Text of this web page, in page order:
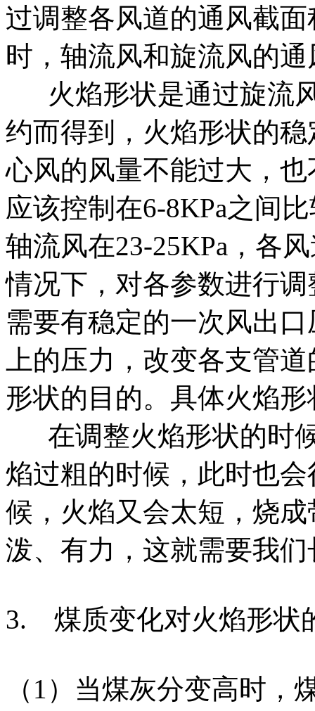
过调整各风道的通风截
时，轴流风和旋流风的
火焰形状是通过旋流
约而得到，火焰形状的
心风的风量不能过大，
应该控制在6-8KPa之间
轴流风在23-25KPa，各
情况下，对各参数进行
需要有稳定的一次风出
上的压力，改变各支管
形状的目的。具体火焰
在调整火焰形状的时
焰过粗的时候，此时也
候，火焰又会太短，烧
泼、有力，这就需要我
3. 煤质变化对火焰形状
（1）当煤灰分变高时